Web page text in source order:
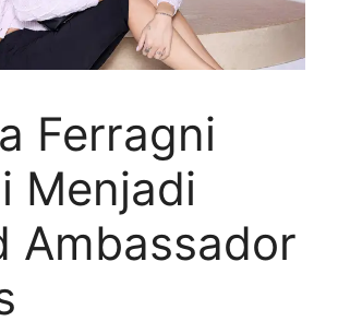
Ferragni
Menjadi
Ambassador